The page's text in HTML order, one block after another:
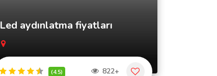
Led aydınlatma fiyatları
(4.5) 822+